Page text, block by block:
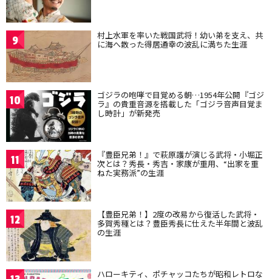
9 村上水軍を率いた戦国武将！幼い弟を支え、共
に海へ散った得居通幸の波乱に満ちた生涯
10 ゴジラの咆哮で目覚める朝…1954年公開『ゴジ
ラ』の貴重音源を搭載した「ゴジラ音声目覚ま
し時計」が新発売
11 『豊臣兄弟！』で萩原護が演じる武将・小堀正
次とは？秀長・秀吉・家康が重用、“出家を重
ねた実務派”の生涯
12 【豊臣兄弟！】2度の改易から復活した武将・
多賀秀種とは？豊臣秀長に仕えた半年間と波乱
の生涯
ハローキティ、ポチャッコたちが昭和レトロな